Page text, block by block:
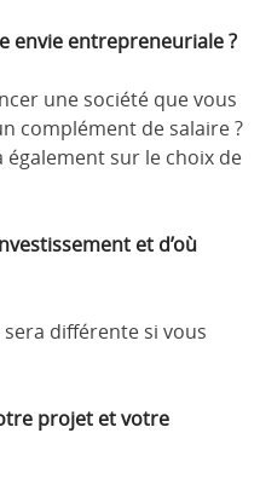
envie entrepreneuriale ?
une société que vous
complément de salaire ?
sur le choix de
et d’où
différente si vous
projet et votre